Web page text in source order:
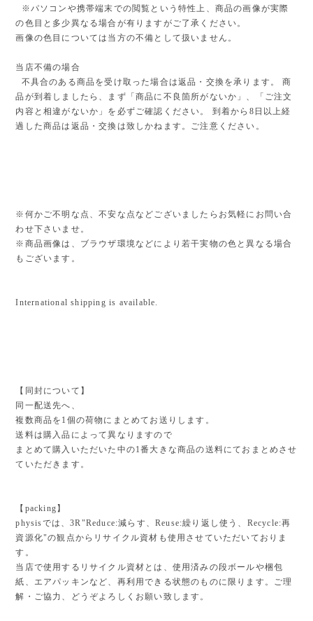
※パソコンや携帯端末での閲覧という特性上、商品の画像が実際
の色目と多少異なる場合が有りますがご了承ください。
画像の色目については当方の不備として扱いません。
当店不備の場合
不具合のある商品を受け取った場合は返品・交換を承ります。 商
品が到着しましたら、まず「商品に不良箇所がないか」、「ご注文
内容と相違がないか」を必ずご確認ください。 到着から8日以上経
過した商品は返品・交換は致しかねます。ご注意ください。
※何かご不明な点、不安な点などございましたらお気軽にお問い合
わせ下さいませ。
※商品画像は、ブラウザ環境などにより若干実物の色と異なる場合
もございます。
International shipping is available.
【同封について】
同一配送先へ、
複数商品を1個の荷物にまとめてお送りします。
送料は購入品によって異なりますので
まとめて購入いただいた中の1番大きな商品の送料にておまとめさせ
ていただきます。
【packing】
physisでは、3R"Reduce:減らす、Reuse:繰り返し使う、Recycle:再
資源化"の観点からリサイクル資材も使用させていただいておりま
す。
当店で使用するリサイクル資材とは、使用済みの段ボールや梱包
紙、エアパッキンなど、再利用できる状態のものに限ります。ご理
解・ご協力、どうぞよろしくお願い致します。